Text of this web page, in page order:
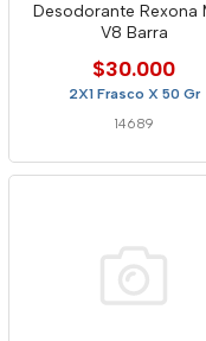
Desodorante Rexona
V8 Barra
$30.000
2X1 Frasco X 50 Gr
14689